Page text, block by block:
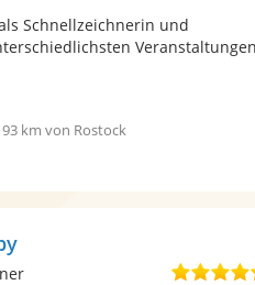
Schnellzeichnerin und
km von Rostock